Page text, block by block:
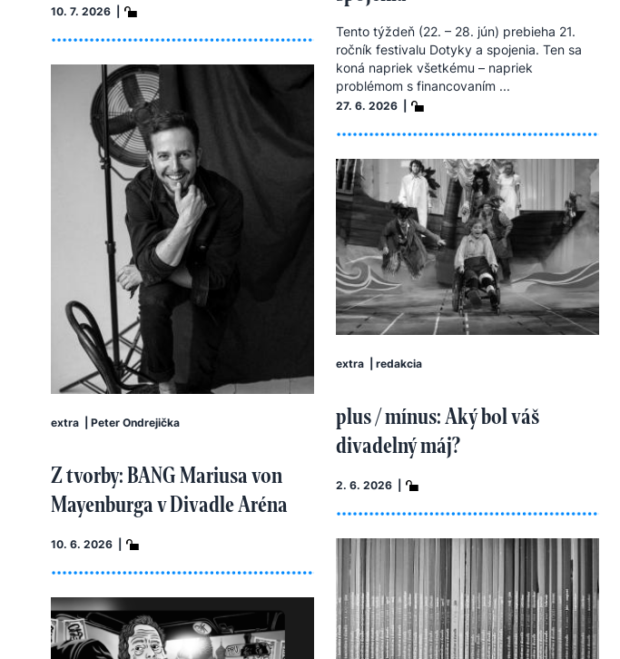
10. 7. 2026 |
Tento týždeň (22. – 28. jún) prebieha 21.
ročník festivalu Dotyky a spojenia. Ten sa
koná napriek všetkému – napriek
problémom s financovaním ...
27. 6. 2026 |
extra Peter Ondrejička
Z tvorby: BANG Mariusa von
Mayenburga v Divadle Aréna
10. 6. 2026 |
extra redakcia
plus / mínus: Aký bol váš
divadelný máj?
2. 6. 2026 |